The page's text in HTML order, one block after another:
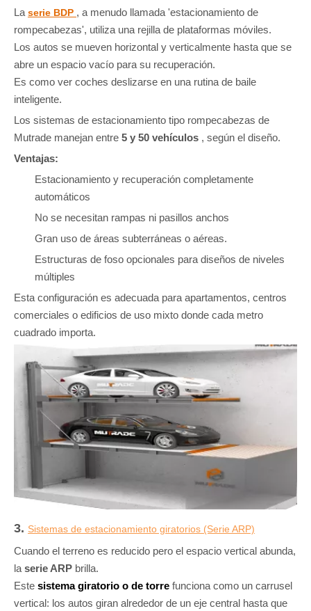
Laserie BDP , a menudo llamada 'estacionamiento de
rompecabezas', utiliza una rejilla de plataformas móviles.
Los autos se mueven horizontal y verticalmente hasta que se
abre un espacio vacío para su recuperación.
Es como ver coches deslizarse en una rutina de baile
inteligente.
Los sistemas de estacionamiento tipo rompecabezas de
Mutrade manejan entre 5 y 50 vehículos , según el diseño.
Ventajas:
Estacionamiento y recuperación completamente
automáticos
No se necesitan rampas ni pasillos anchos
Gran uso de áreas subterráneas o aéreas.
Estructuras de foso opcionales para diseños de niveles
múltiples
Esta configuración es adecuada para apartamentos, centros
comerciales o edificios de uso mixto donde cada metro
cuadrado importa.
3. Sistemas de estacionamiento giratorios (Serie ARP)
Cuando el terreno es reducido pero el espacio vertical abunda,
la serie ARP brilla.
Este sistema giratorio o de torre funciona como un carrusel
vertical: los autos giran alrededor de un eje central hasta que